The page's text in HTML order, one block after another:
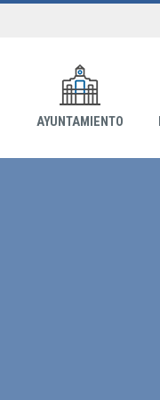
AYUNTAMIENTO